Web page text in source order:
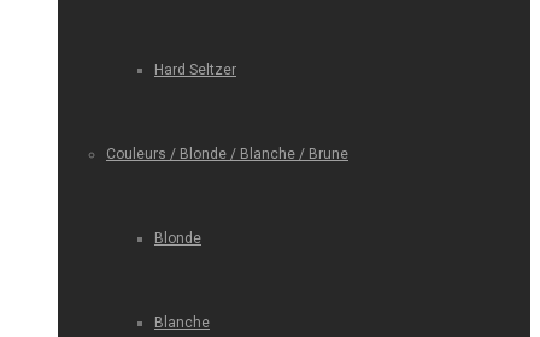
Hard Seltzer
Couleurs / Blonde / Blanche / Brune
Blonde
Blanche